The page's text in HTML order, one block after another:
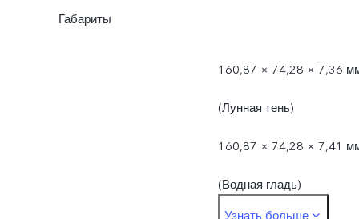
Габариты
160,87 × 74,28 × 7,36
(Лунная тень)
160,87 × 74,28 × 7,41
(Водная гладь)
Узнать больше